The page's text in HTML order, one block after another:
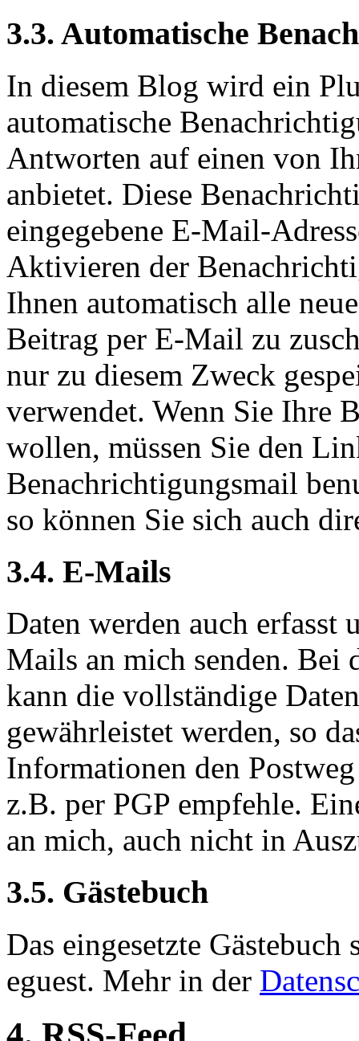
3.3. Automatische
In diesem Blog wird ein
automatische
Antworten auf einen von
anbietet. Diese
eingegebene E-Mail-
Aktivieren der
Ihnen automatisch alle
Beitrag per E-Mail zu
nur zu diesem Zweck
verwendet. Wenn Sie Ihre
wollen, müssen Sie den
Benachrichtigungsmail
so können Sie sich auch
3.4. E-Mails
Daten werden auch erfasst
Mails an mich senden.
kann die vollständige
gewährleistet werden, so
Informationen den
z.B. per PGP empfehle.
an mich, auch nicht in
3.5. Gästebuch
Das eingesetzte
eguest. Mehr in der